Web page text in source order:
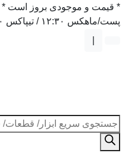
* قیمت و موجودی بروز است *
پست/ماهکس ١٢:٣٠ / تیپاکس ١۴:٠٠
جستجوی
محصولات